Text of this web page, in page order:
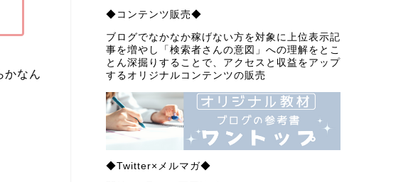
かなん
◆コンテンツ販売◆
ブログでなかなか稼げない方を対象に上位表示記
事を増やし「検索者さんの意図」への理解をとこ
とん深掘りすることで、アクセスと収益をアップ
するオリジナルコンテンツの販売
◆Twitter×メルマガ◆